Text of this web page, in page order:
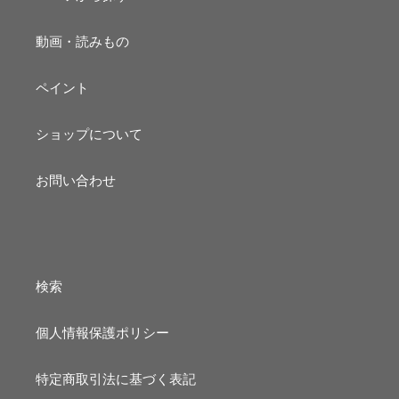
動画・読みもの
ペイント
ショップについて
お問い合わせ
検索
個人情報保護ポリシー
特定商取引法に基づく表記